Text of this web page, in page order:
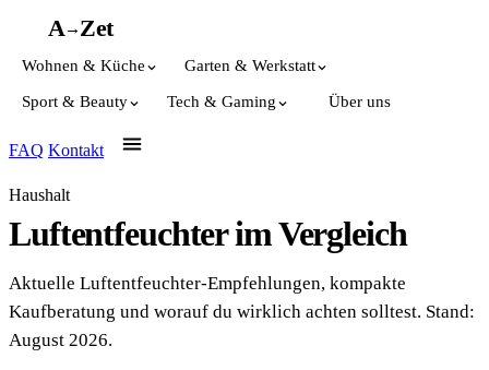
A→Zet
Wohnen & Küche Garten & Werkstatt
Sport & Beauty Tech & Gaming Über uns
FAQ Kontakt
Haushalt
Luftentfeuchter im Vergleich
Aktuelle Luftentfeuchter-Empfehlungen, kompakte
Kaufberatung und worauf du wirklich achten solltest. Stand:
August 2026.